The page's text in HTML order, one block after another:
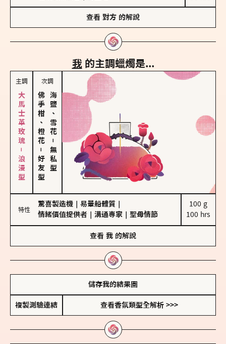
查看 對方 的解說
我 的主調蠟燭是...
主調
大馬士革玫瑰－浪漫型
次調
佛手柑、橙花
－
好友型
海鹽、雪花
－
無私型
特性
驚喜製造機 易暈船體質
情緒價值提供者
溝通專家 聖母情節
100 g
100 hrs
查看 我 的解說
儲存我的結果圖
複製測驗連結 查看香氛類型全解析 >>>